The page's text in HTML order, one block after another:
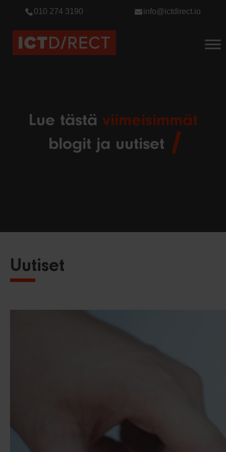
010 274 3190 info@ictdirect.io
Lue tästä viimeisimmät
blogit ja uutiset
Uutiset